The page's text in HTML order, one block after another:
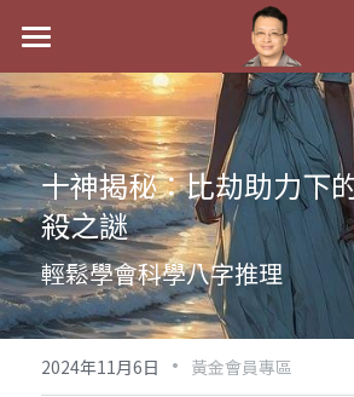
最新消息
關於我
實體經營
祖傳命理
手工印鑑
課程介紹
五行八字學
後天派陽宅
Blog
黃金會員專區
試閱專區
十神揭秘：比劫助力下
殺之謎
輕鬆學會科學八字推理
2024年11月6日 · 黃金會員專區
商品分類
八字線上完整班
科學八字推理PDF
《十神高階實戰錄》完整典藏版
1美元超值PDF